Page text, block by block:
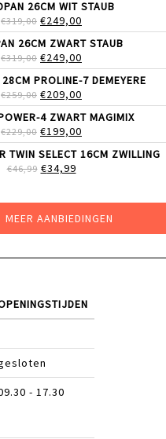
WAS:
€165,00.
IS:
€119,00.
26CM WIT STAUB
€319,00 OORSPRONKELIJKE
PRIJS
WAS:
€319,00.
€249,00
PRIJS
IS:
€249,00.
26CM ZWART STAUB
€319,00 OORSPRONKELIJKE
PRIJS
WAS:
€319,00.
€249,00
PRIJS
IS:
€249,00.
PROLINE-7 DEMEYERE
€259,00 OORSPRONKELIJKE
PRIJS
WAS:
€259,00.
€209,00
PRIJS
IS:
€209,00.
4 ZWART MAGIMIX
€229,00 OORSPRONKELIJKE
PRIJS
WAS:
€229,00.
€199,00
PRIJS
IS:
TWIN SELECT 16CM ZWILLING
€46,99 OORSPRONKELIJKE
€34,99HUIDIGE
MEER AANBIEDINGEN
- 17.30